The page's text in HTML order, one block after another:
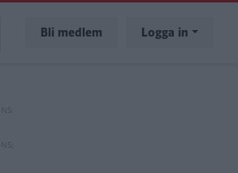
Bli medlem Logga in